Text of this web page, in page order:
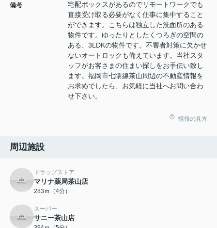
備考
宅配ボックスがあるのでリモートワークでも
直接受け取る必要がなく仕事に集中すること
ができます。こちらは独立した洗面所のある
物件です。ゆったりとしたくつろぎの空間の
ある、3LDKの物件です。不審者対策に欠かせ
ないオートロックも備えています。当社スタ
ッフがお客さまの住まい探しをお手伝い致し
ます。福岡市七隈線茶山周辺の不動産情報を
お求めでしたら、お気軽に当社へお問い合わ
せ下さい。
情報の見方
周辺施設
ドラッグストア
マリナ薬局茶山店
283ｍ（4分）
スーパー
サニー茶山店